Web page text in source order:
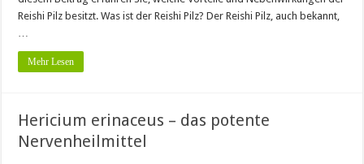
Reishi Pilz besitzt. Was ist der Reishi Pilz? Der Reishi Pilz, auch bekannt,
…
Mehr Lesen
Hericium erinaceus – das potente
Nervenheilmittel